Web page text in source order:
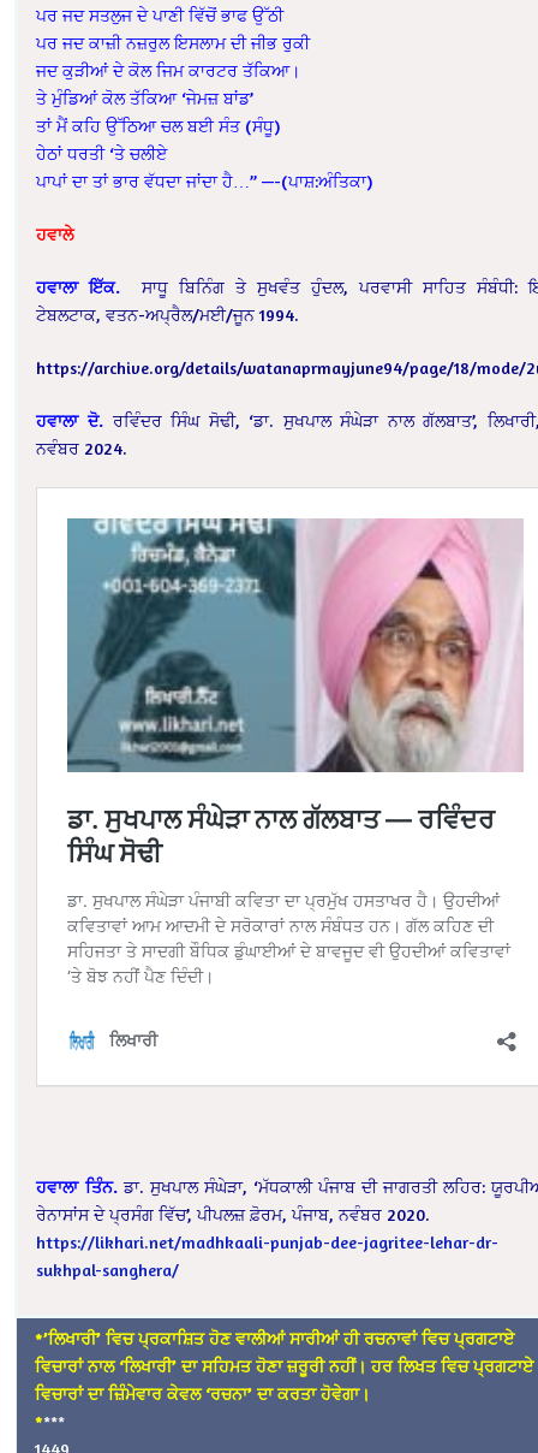
ਪਰ ਜਦ ਸਤਲੁਜ ਦੇ ਪਾਣੀ ਵਿੱਚੋਂ ਭਾਫ ਉੱਠੀ
ਪਰ ਜਦ ਕਾਜ਼ੀ ਨਜ਼ਰੁਲ ਇਸਲਾਮ ਦੀ ਜੀਭ ਰੁਕੀ
ਜਦ ਕੁੜੀਆਂ ਦੇ ਕੋਲ ਜਿਮ ਕਾਰਟਰ ਤੱਕਿਆ।
ਤੇ ਮੁੰਡਿਆਂ ਕੋਲ ਤੱਕਿਆ ‘ਜੇਮਜ਼ ਬਾਂਡ’
ਤਾਂ ਮੈਂ ਕਹਿ ਉੱਠਿਆ ਚਲ ਬਈ ਸੰਤ (ਸੰਧੂ)
ਹੇਠਾਂ ਧਰਤੀ ‘ਤੇ ਚਲੀਏ
ਪਾਪਾਂ ਦਾ ਤਾਂ ਭਾਰ ਵੱਧਦਾ ਜਾਂਦਾ ਹੈ…” —-(ਪਾਸ਼:ਅੰਤਿਕਾ)
ਹਵਾਲੇ
ਹਵਾਲਾ ਇੱਕ.
ਸਾਧੂ ਬਿਨਿੰਗ ਤੇ ਸੁਖਵੰਤ ਹੁੰਦਲ, ਪਰਵਾਸੀ ਸਾਹਿਤ ਸੰਬੰਧੀ:
ਟੇਬਲਟਾਕ, ਵਤਨ-ਅਪ੍ਰੈਲ/ਮਈ/ਜੂਨ 1994.
https://archive.org/details/watanaprmayjune94/page/18/mode/
ਹਵਾਲਾ ਦੋ. ਰਵਿੰਦਰ ਸਿੰਘ ਸੋਢੀ, ‘ਡਾ. ਸੁਖਪਾਲ ਸੰਘੇੜਾ ਨਾਲ ਗੱਲਬਾਤ’,
ਨਵੰਬਰ 2024.
ਹਵਾਲਾ ਤਿੰਨ.ਡਾ. ਸੁਖਪਾਲ ਸੰਘੇੜਾ, ‘ਮੱਧਕਾਲੀ ਪੰਜਾਬ ਦੀ ਜਾਗਰਤੀ ਲਹਿਰ:
ਰੇਨਾਸਾਂਸ ਦੇ ਪ੍ਰਸੰਗ ਵਿੱਚ’, ਪੀਪਲਜ਼ ਫ਼ੋਰਮ, ਪੰਜਾਬ, ਨਵੰਬਰ 2020.
https://likhari.net/madhkaali-punjab-dee-jagritee-lehar-dr-
sukhpal-sanghera/
*’ਲਿਖਾਰੀ’ ਵਿਚ ਪ੍ਰਕਾਸ਼ਿਤ ਹੋਣ ਵਾਲੀਆਂ ਸਾਰੀਆਂ ਹੀ ਰਚਨਾਵਾਂ ਵਿਚ ਪ੍ਰਗਟਾਏ
ਵਿਚਾਰਾਂ ਨਾਲ ‘ਲਿਖਾਰੀ’ ਦਾ ਸਹਿਮਤ ਹੋਣਾ ਜ਼ਰੂਰੀ ਨਹੀਂ। ਹਰ ਲਿਖਤ ਵਿਚ ਪ੍ਰਗਟਾਏ
ਵਿਚਾਰਾਂ ਦਾ ਜ਼ਿੰਮੇਵਾਰ ਕੇਵਲ ‘ਰਚਨਾ’ ਦਾ ਕਰਤਾ ਹੋਵੇਗਾ।
****